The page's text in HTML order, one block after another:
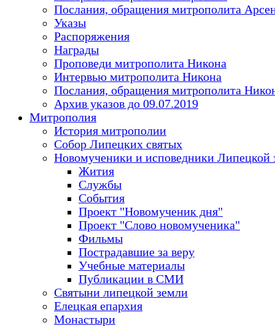
Послания, обращения митрополита
Указы
Распоряжения
Награды
Проповеди митрополита Никона
Интервью митрополита Никона
Послания, обращения митрополита
Архив указов до 09.07.2019
Митрополия
История митрополии
Собор Липецких святых
Новомученики и исповедники Липецкой
Жития
Службы
События
Проект "Новомученик дня"
Проект "Слово новомученика"
Фильмы
Пострадавшие за веру
Учебные материалы
Публикации в СМИ
Святыни липецкой земли
Елецкая епархия
Монастыри